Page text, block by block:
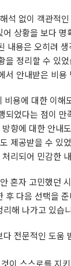
석 없이 객관적
상황을 보다 명
내용은 오히려
을 정리할 수 있었
안내받은 비
용에 대한 이해
되었다는 점이 만
향에 대한 안내
제공받을 수 있
리되어 민감한
혼자 고민했던
다음 선택을
해 나가고 있습
전문적인 도